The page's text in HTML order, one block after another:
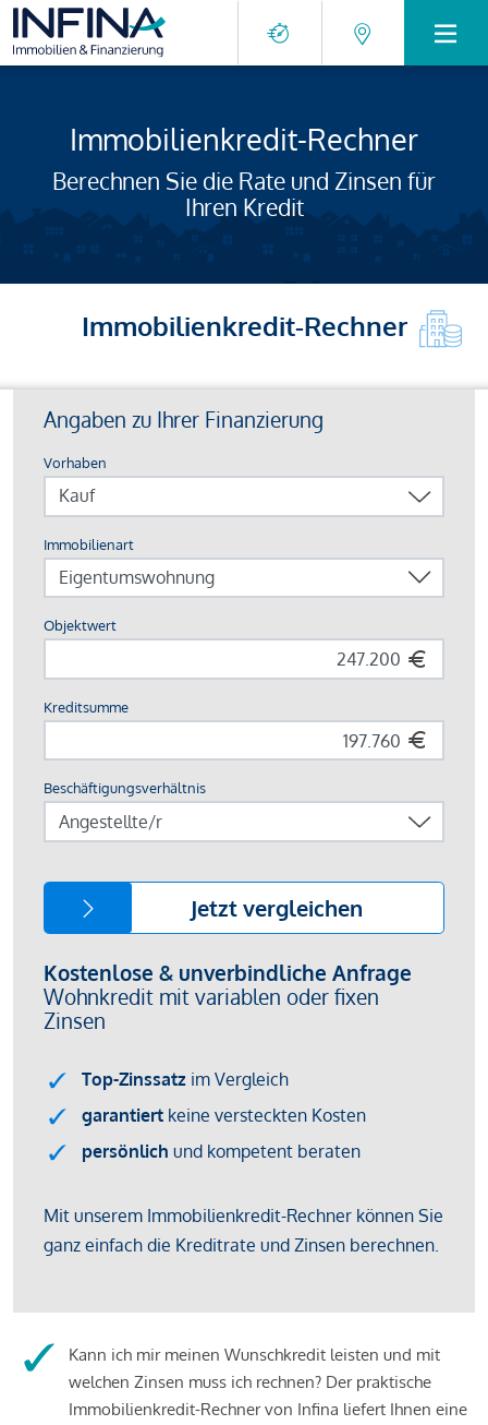
Immobilienkredit-Rechner
Berechnen Sie die Rate und Zinsen für
Ihren Kredit
Immobilienkredit-Rechner
Kann ich mir meinen Wunschkredit leisten und mit
welchen Zinsen muss ich rechnen? Der praktische
Immobilienkredit-Rechner von Infina liefert Ihnen eine